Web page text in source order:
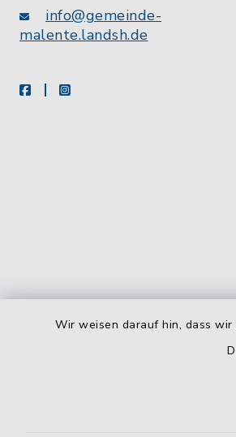
Wir weisen darauf hin, dass
info@gemeinde-
malente.landsh.de
facebookinstagram